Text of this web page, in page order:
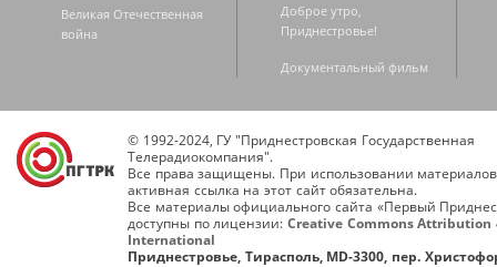
Великая Отечественная
война
Доброе утро,
Приднестровье!
Документальный фильм
© 1992-2024, ГУ "Приднестровская Государственная
Телерадиокомпания".
Все права защищены. При использовании
активная ссылка на этот сайт обязательна.
Все материалы официального сайта «Первый
доступны по лицензии: Creative Commons Attribution
International
Приднестровье, Тирасполь, MD-3300, пер.